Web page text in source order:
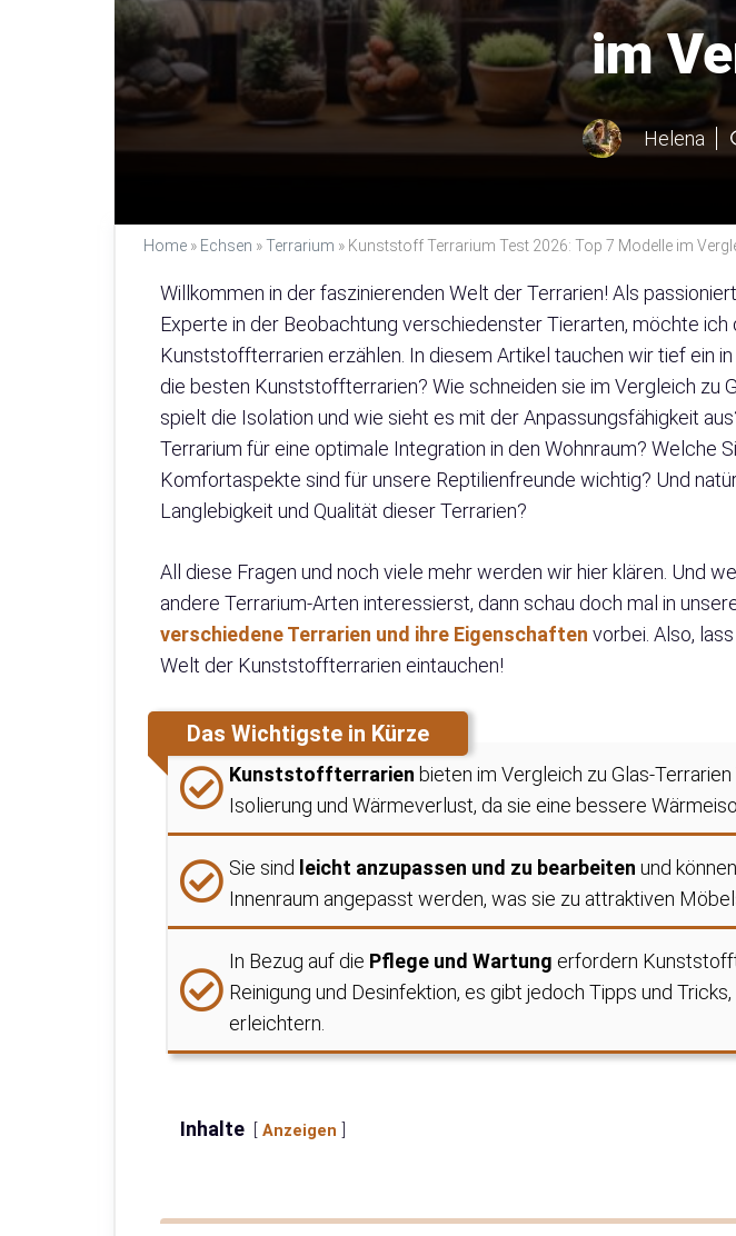
im
Helena
Home » Echsen »Terrarium » Kunststoff Terrarium Test 2026: Top 7 Modelle im
Willkommen in der faszinierenden Welt der Terrarien! Als
Experte in der Beobachtung verschiedenster Tierarten, möchte
Kunststoffterrarien erzählen. In diesem Artikel tauchen wir tief ein in
die besten Kunststoffterrarien? Wie schneiden sie im Vergleich zu
spielt die Isolation und wie sieht es mit der Anpassungsfähigkeit
Terrarium für eine optimale Integration in den Wohnraum? Welche
Komfortaspekte sind für unsere Reptilienfreunde wichtig? Und
Langlebigkeit und Qualität dieser Terrarien?
All diese Fragen und noch viele mehr werden wir hier klären. Und
andere Terrarium-Arten interessierst, dann schau doch mal in
verschiedene Terrarien und ihre Eigenschaften vorbei. Also,
Welt der Kunststoffterrarien eintauchen!
Das Wichtigste in Kürze
Kunststoffterrarien bieten im Vergleich zu Glas-
Isolierung und Wärmeverlust, da sie eine bessere
Sie sind leicht anzupassen und zu bearbeiten und
Innenraum angepasst werden, was sie zu attraktiven
In Bezug auf die Pflege und Wartung erfordern
Reinigung und Desinfektion, es gibt jedoch Tipps und
erleichtern.
Inhalte Anzeigen